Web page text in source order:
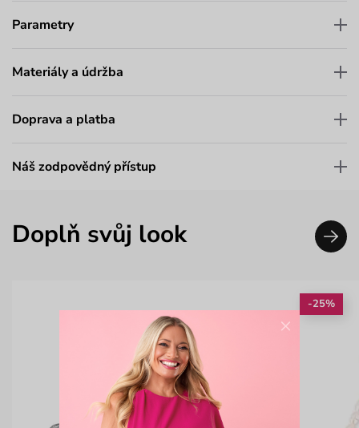
Parametry
Materiály a údržba
Doprava a platba
Náš zodpovědný přístup
Doplň svůj look
-25%
×